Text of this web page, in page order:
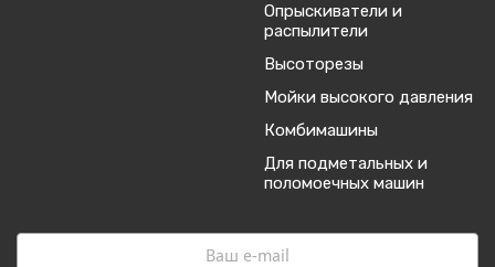
Опрыскиватели и
распылители
Высоторезы
Мойки высокого давления
Комбимашины
Для подметальных и
поломоечных машин